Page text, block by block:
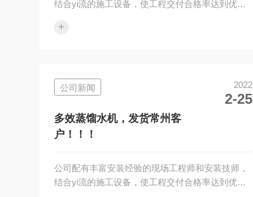
结合yi流的施工设备，使工程交付合格率达到优良
利通过认证验收！附近有需要安装售后的请和我们
员的培训。我公司对用户实行设备一年保修，终身
服务的原则，均建立档案，进行跟踪服务，确保质
量水平。
+
公司新闻 2022
2-25
多效蒸馏水机，发货常州客
户！！！
公司配有丰富安装经验的现场工程师和安装技师，
结合yi流的施工设备，使工程交付合格率达到优良